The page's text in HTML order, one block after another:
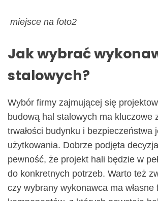
miejsce na foto2
Jak wybrać
stalowych?
Wybór firmy zajmującej się
budową hal stalowych ma kluczowe
trwałości budynku i bezpieczeństwa
użytkowania. Dobrze podjęta
pewność, że projekt hali będzie w
do konkretnych potrzeb. Warto też
czy wybrany wykonawca ma własne